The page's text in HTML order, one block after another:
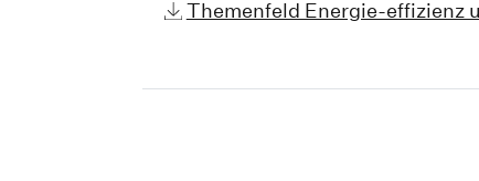
Themenfeld Energie-effizienz